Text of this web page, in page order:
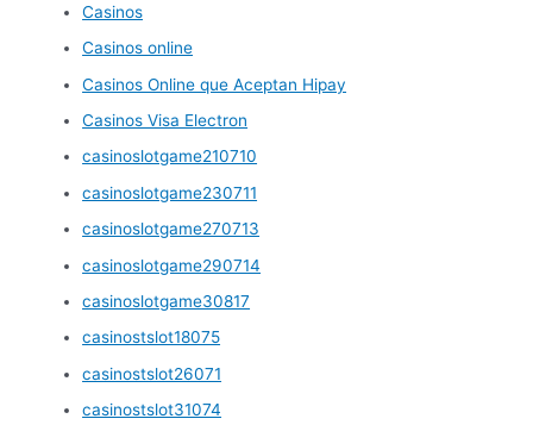
Casinos
Casinos online
Casinos Online que Aceptan Hipay
Casinos Visa Electron
casinoslotgame210710
casinoslotgame230711
casinoslotgame270713
casinoslotgame290714
casinoslotgame30817
casinostslot18075
casinostslot26071
casinostslot31074